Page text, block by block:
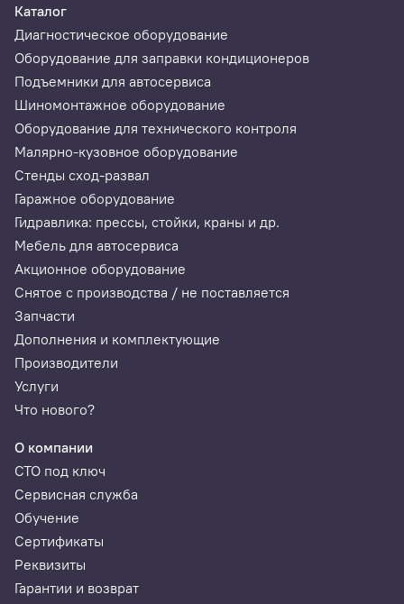
Напряжение питания, В
Тип питающей сети Однофазная
Ток через клемму 30, А 0-100
Подключение к ПК USB/Bluetooth
Напряжение на клемме 30, В
Ток через клемму 15, А 0-3
Напряжение на клемме 15, В
Частота питающей сети, Гц
Обновление ПО
База данных
Каталог
Диагностическое оборудование
Оборудование для заправки кондиционеров
Подъемники для автосервиса
Шиномонтажное оборудование
Оборудование для технического контроля
Малярно-кузовное оборудование
Стенды сход-развал
Гаражное оборудование
Гидравлика: прессы, стойки, краны и др.
Мебель для автосервиса
Акционное оборудование
Снятое с производства / не поставляется
Запчасти
Дополнения и комплектующие
Производители
Услуги
Что нового?
О компании
СТО под ключ
Сервисная служба
Обучение
Сертификаты
Реквизиты
Гарантии и возврат